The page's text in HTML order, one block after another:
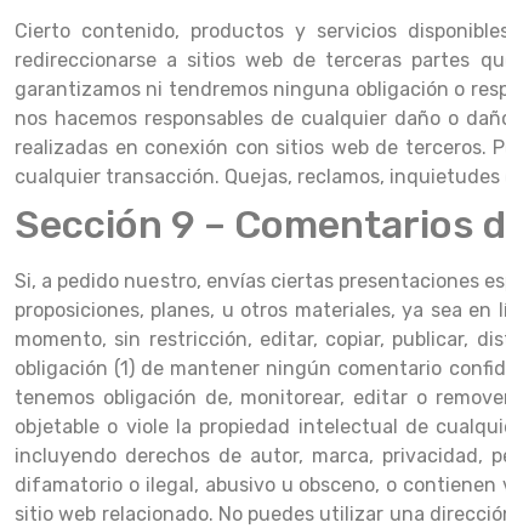
Cierto contenido, productos y servicios
redireccionarse a sitios web de terceras partes
garantizamos ni tendremos ninguna obligación o
nos hacemos responsables de cualquier daño o
realizadas en conexión con sitios web de terceros.
cualquier transacción. Quejas, reclamos,
Sección 9 – Comentarios
Si, a pedido nuestro, envías ciertas presentaciones
proposiciones, planes, u otros materiales, ya sea
momento, sin restricción, editar, copiar, publicar,
obligación (1) de mantener ningún comentario
tenemos obligación de, monitorear, editar o
objetable o viole la propiedad intelectual de
incluyendo derechos de autor, marca, privacidad,
difamatorio o ilegal, abusivo u obsceno, o
sitio web relacionado. No puedes utilizar una